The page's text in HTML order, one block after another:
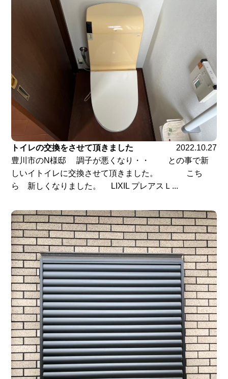
トイレの交換をさせて頂きました
2022.10.27
豊川市のN様邸 調子が悪くなり・・ との事で新
しいイトイレに交換させて頂きました。 こち
ら 新しくなりました。 LIXIL プレアスＬ...